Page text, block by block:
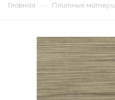
Главная — Плитные